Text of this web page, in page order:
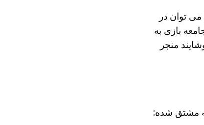
توان در
بازی به
منجر
مشتق شده: